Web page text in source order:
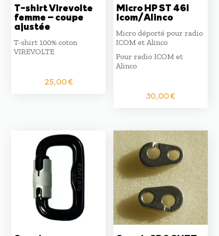
T-shirt Virevolte
femme – coupe
ajustée
T-shirt 100% coton
VIREVOLTE
25,00€
Micro HP ST 46I
Icom/Alinco
Micro déporté pour radio
ICOM et Alinco
Pour radio ICOM et
Alinco
30,00€